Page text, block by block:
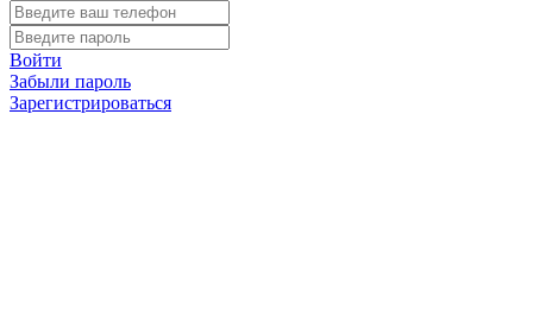
Войти
Забыли пароль
Зарегистрироваться